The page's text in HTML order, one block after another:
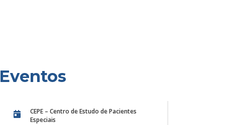
Eventos
CEPE – Centro de Estudo de Pacientes
Especiais